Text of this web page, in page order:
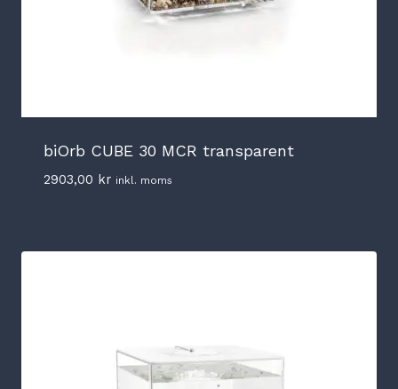
biOrb CUBE 30 MCR transparent
2903,00 kr inkl. moms